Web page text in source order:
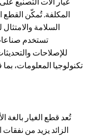
المكلفة. تُمكّن القطع
السلامة
تستخدم صناعات
للإصلاحات
تكنولوجيا المعلومات،
تُعد قطع الغيار بالغة
الزائد يزيد من